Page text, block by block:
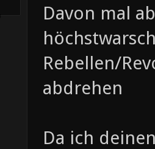
Davon mal
Rebellen/
abdrehen
Da ich